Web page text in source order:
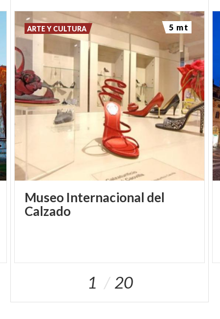
Museo Internacional del
Calzado
ARTE Y CULTURA 5 mt
1 20